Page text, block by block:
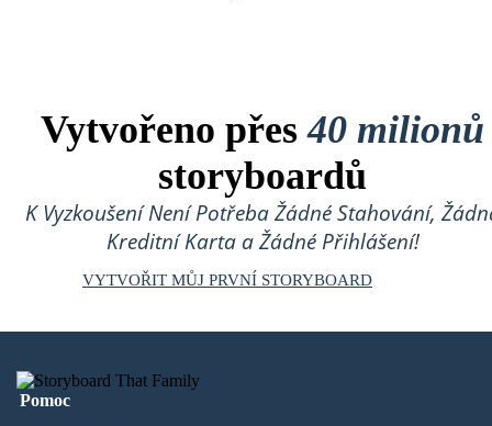
Vytvořeno přes40 milionů
storyboardů
K Vyzkoušení Není Potřeba Žádné Stahování,
Kreditní Karta a Žádné Přihlášení!
VYTVOŘIT MŮJ PRVNÍ STORYBOARD
Pomoc